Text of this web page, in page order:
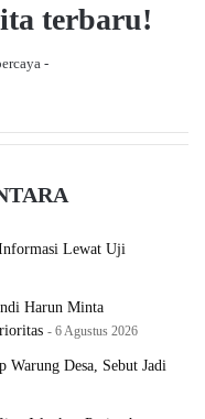
terbaru!
-
Lewat Uji
Harun Minta
6 Agustus 2026
Desa, Sebut Jadi